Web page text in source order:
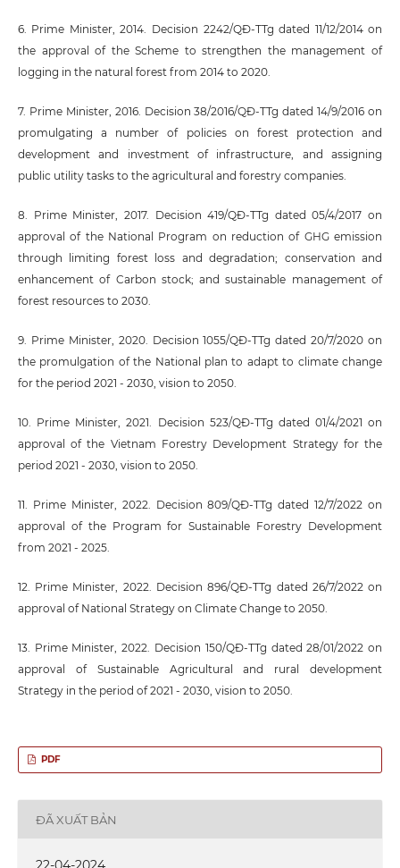
6. Prime Minister, 2014. Decision 2242/QĐ-TTg dated 11/12/2014 on
the approval of the Scheme to strengthen the management of
logging in the natural forest from 2014 to 2020.
7. Prime Minister, 2016. Decision 38/2016/QĐ-TTg dated 14/9/2016 on
promulgating a number of policies on forest protection and
development and investment of infrastructure, and assigning
public utility tasks to the agricultural and forestry companies.
8. Prime Minister, 2017. Decision 419/QĐ-TTg dated 05/4/2017 on
approval of the National Program on reduction of GHG emission
through limiting forest loss and degradation; conservation and
enhancement of Carbon stock; and sustainable management of
forest resources to 2030.
9. Prime Minister, 2020. Decision 1055/QĐ-TTg dated 20/7/2020 on
the promulgation of the National plan to adapt to climate change
for the period 2021 - 2030, vision to 2050.
10. Prime Minister, 2021. Decision 523/QĐ-TTg dated 01/4/2021 on
approval of the Vietnam Forestry Development Strategy for the
period 2021 - 2030, vision to 2050.
11. Prime Minister, 2022. Decision 809/QĐ-TTg dated 12/7/2022 on
approval of the Program for Sustainable Forestry Development
from 2021 - 2025.
12. Prime Minister, 2022. Decision 896/QĐ-TTg dated 26/7/2022 on
approval of National Strategy on Climate Change to 2050.
13. Prime Minister, 2022. Decision 150/QĐ-TTg dated 28/01/2022 on
approval of Sustainable Agricultural and rural development
Strategy in the period of 2021 - 2030, vision to 2050.
PDF
ĐÃ XUẤT BẢN